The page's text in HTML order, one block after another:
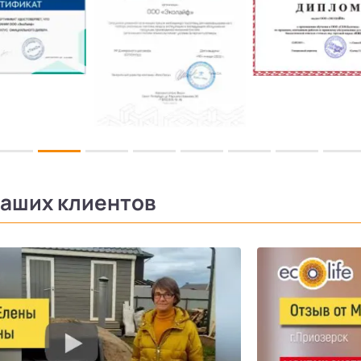
клиентов